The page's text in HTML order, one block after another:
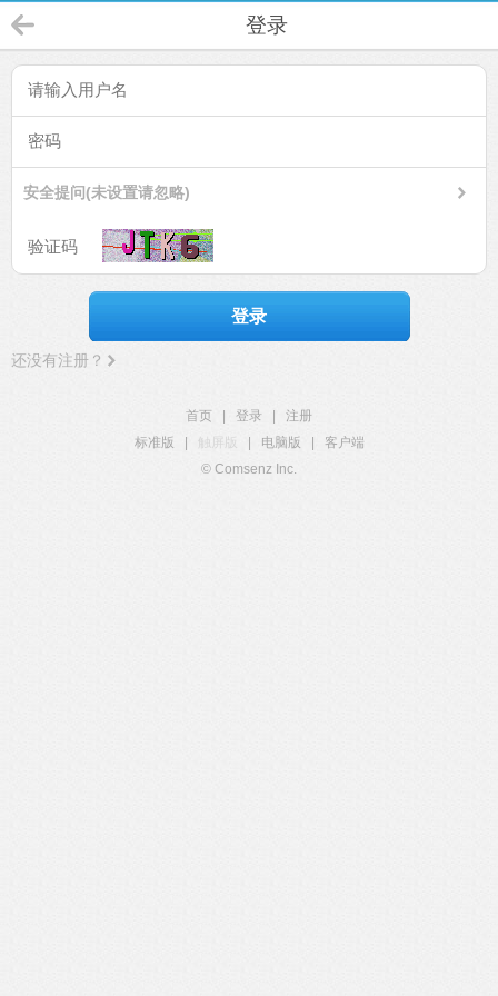
登录
安全提问(未设置请忽略)
登录
还没有注册？
首页 登录
注册
标准版
触屏版 电脑版
客户端
© Comsenz Inc.